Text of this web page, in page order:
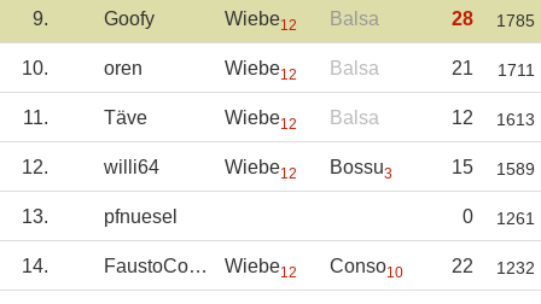
9. Goofy Wiebe12 Balsa 28 1785
10. oren Wiebe12 Balsa 21 1711
11. Täve Wiebe12 Balsa 12 1613
12. willi64 Wiebe12 Bossu3 15 1589
13. pfnuesel 0 1261
14. FaustoCoppi Wiebe12 Conso10 22 1232